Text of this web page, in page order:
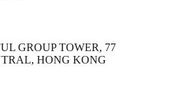
GROUP TOWER, 77
HONG KONG